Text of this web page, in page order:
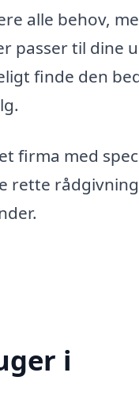
alle behov,
passer til dine
finde den
firma med
rette
i